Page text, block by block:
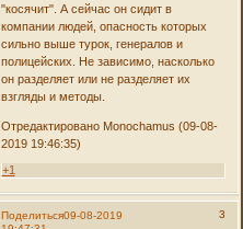
"косячит". А сейчас он сидит в
компании людей, опасность которых
сильно выше турок, генералов и
полицейских. Не зависимо, насколько
он разделяет или не разделяет их
взгляды и методы.
Отредактировано Monochamus (09-08-
2019 19:46:35)
+1
Поделиться 3
09-08-2019